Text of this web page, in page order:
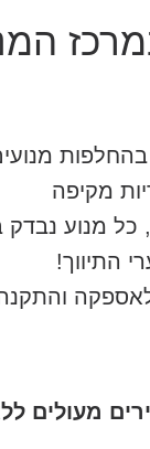
מקיפה
כל מנוע
התיווך!
מעולים